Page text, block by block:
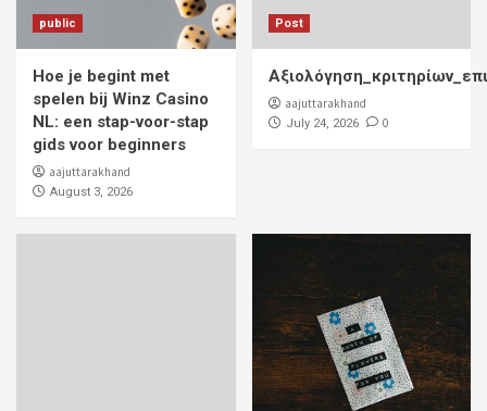
public
Hoe je begint met
spelen bij Winz Casino
NL: een stap-voor-stap
gids voor beginners
aajuttarakhand
August 3, 2026
Post
aajuttarakhand
July 24, 2026 0